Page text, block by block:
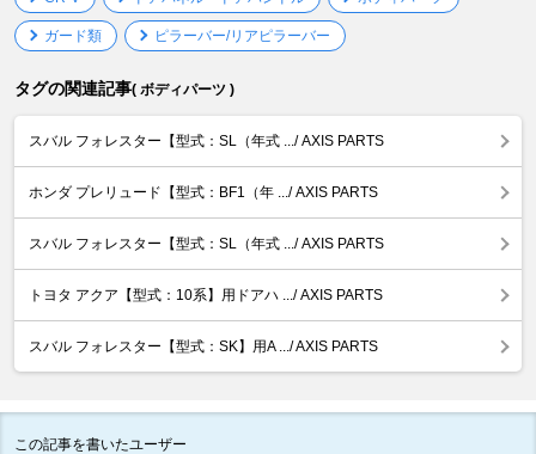
ガード類 ピラーバー/リアピラーバー
タグの関連記事( ボディパーツ )
スバル フォレスター【型式：SL（年式 .../ AXIS PARTS
ホンダ プレリュード【型式：BF1（年 .../ AXIS PARTS
スバル フォレスター【型式：SL（年式 .../ AXIS PARTS
トヨタ アクア【型式：10系】用ドアハ .../ AXIS PARTS
スバル フォレスター【型式：SK】用A .../ AXIS PARTS
この記事を書いたユーザー